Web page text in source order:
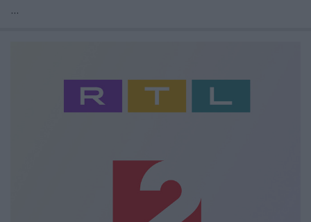
...